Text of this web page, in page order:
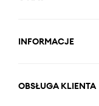
INFORMACJE
OBSŁUGA KLIENTA